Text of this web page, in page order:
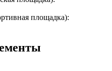
площадка):